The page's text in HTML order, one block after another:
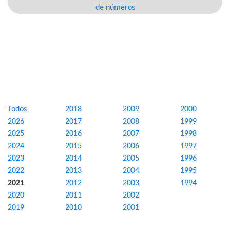
de números
Todos
2026
2025
2024
2023
2022
2021
2020
2019
2018
2017
2016
2015
2014
2013
2012
2011
2010
2009
2008
2007
2006
2005
2004
2003
2002
2001
2000
1999
1998
1997
1996
1995
1994